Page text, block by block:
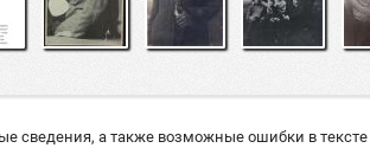
сведения, а также возможные ошибки в